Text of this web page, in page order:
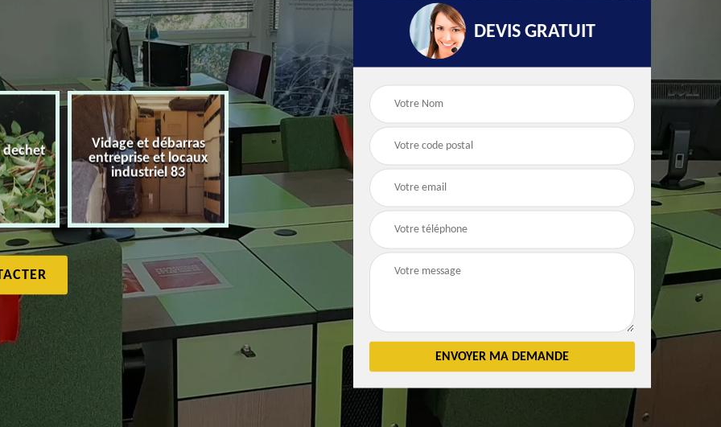
dechet
Vidage et débarras
entreprise et locaux
industriel 83
Débarras de maison 83
Débarras
d'appartement 83
Débarras de grenier et
cave 83
DEVIS GRATUIT